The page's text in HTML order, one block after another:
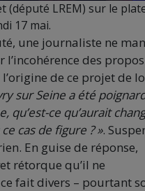
(député LREM) sur le
17 mai.
une journaliste ne
l’incohérence des
de ce projet de
sur Seine a été
qu’est-ce qu’aurait
cas de figure ? ».
En guise de réponse,
rétorque qu’il ne
fait divers – pourtant